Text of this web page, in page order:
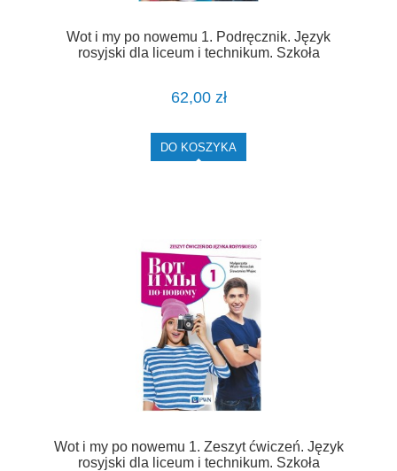
Wot i my po nowemu 1. Podręcznik. Język
rosyjski dla liceum i technikum. Szkoła
62,00 zł
DO KOSZYKA
Wot i my po nowemu 1. Zeszyt ćwiczeń. Język
rosyjski dla liceum i technikum. Szkoła